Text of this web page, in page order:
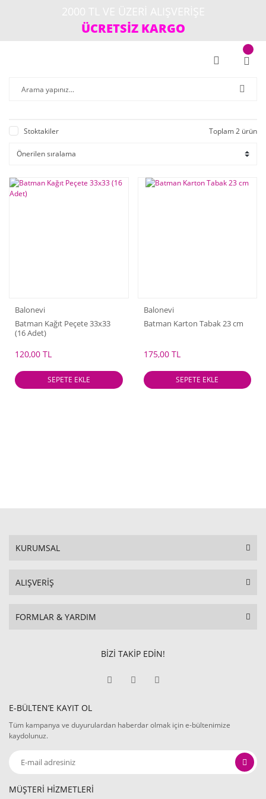
ÜCRETSİZ KARGO
Stoktakiler Toplam 2 ürün
Balonevi
Batman Kağıt Peçete 33x33
(16 Adet)
120,00 TL
SEPETE EKLE
Balonevi
Batman Karton Tabak 23 cm
175,00 TL
SEPETE EKLE
KURUMSAL
ALIŞVERİŞ
FORMLAR & YARDIM
BİZİ TAKİP EDİN!
E-BÜLTEN’E KAYIT OL
Tüm kampanya ve duyurulardan haberdar olmak için e-bültenimize
kaydolunuz.
MÜŞTERİ HİZMETLERİ